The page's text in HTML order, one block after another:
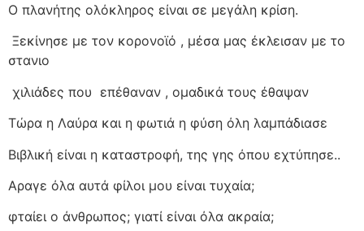
Ο πλανήτης ολόκληρος είναι σε μεγάλη κρίση.
Ξεκίνησε με τον κορονοϊό , μέσα μας έκλεισαν με το
στανιο
χιλιάδες που επέθαναν , ομαδικά τους έθαψαν
Τώρα η Λαύρα και η φωτιά η φύση όλη λαμπάδιασε
Βιβλική είναι η καταστροφή, της γης όπου εχτύπησε..
Αραγε όλα αυτά φίλοι μου είναι τυχαία;
φταίει ο άνθρωπος; γιατί είναι όλα ακραία;